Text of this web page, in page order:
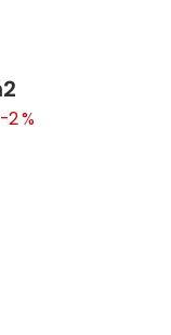
-2 %